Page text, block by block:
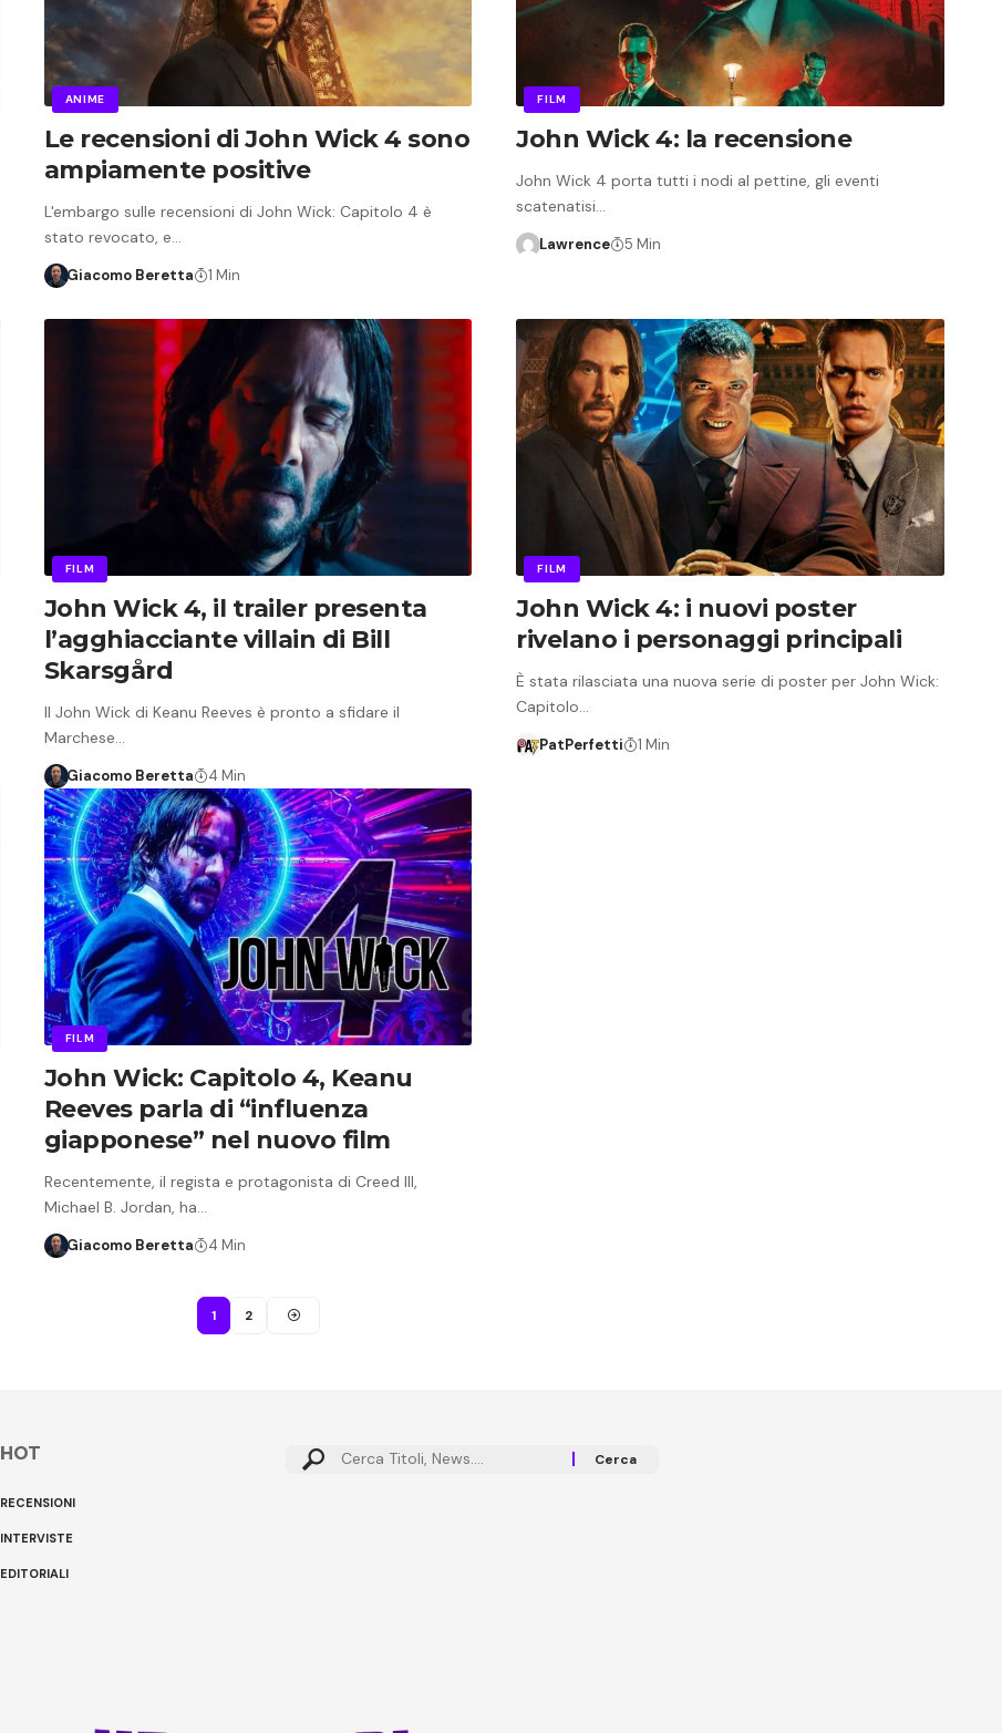
ANIME
Le recensioni di John Wick 4 sono
ampiamente positive
L'embargo sulle recensioni di John Wick: Capitolo 4 è
stato revocato, e…
Giacomo Beretta 1 Min
FILM
John Wick 4: la recensione
John Wick 4 porta tutti i nodi al pettine, gli eventi
scatenatisi…
Lawrence 5 Min
FILM
John Wick 4, il trailer presenta
l’agghiacciante villain di Bill
Skarsgård
Il John Wick di Keanu Reeves è pronto a sfidare il
Marchese…
Giacomo Beretta 4 Min
FILM
John Wick 4: i nuovi poster
rivelano i personaggi principali
È stata rilasciata una nuova serie di poster per John Wick:
Capitolo…
PatPerfetti 1 Min
FILM
John Wick: Capitolo 4, Keanu
Reeves parla di “influenza
giapponese” nel nuovo film
Recentemente, il regista e protagonista di Creed III,
Michael B. Jordan, ha…
Giacomo Beretta 4 Min
1 2
HOT
RECENSIONI
INTERVISTE
EDITORIALI
Cerca: